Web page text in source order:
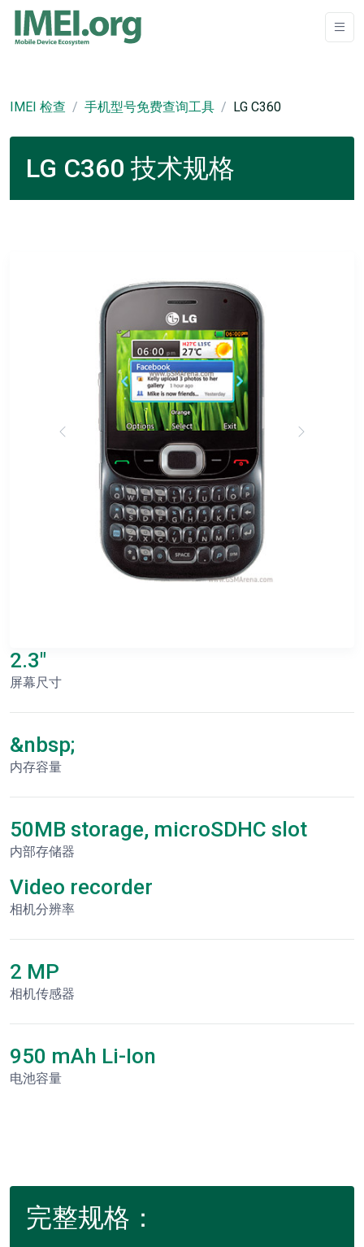
IMEI 检查 手机型号免费查询工具 LG C360
LG C360 技术规格
2.3"
屏幕尺寸
&nbsp;
内存容量
50MB storage, microSDHC slot
内部存储器
Video recorder
相机分辨率
2 MP
相机传感器
950 mAh Li-Ion
电池容量
完整规格：